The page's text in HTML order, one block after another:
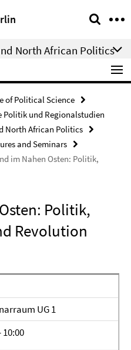
North African Politics
of Political Science
Politik und Regionalstudien
North African Politics
and Seminars
im Nahen Osten: Politik,
Politik,
Revolution
UG 1
10:00